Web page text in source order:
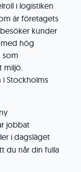
i logistiken
är företagets
kunder
hög
som
miljö.
i Stockholms
jobbat
i dagsläget
du når din fulla